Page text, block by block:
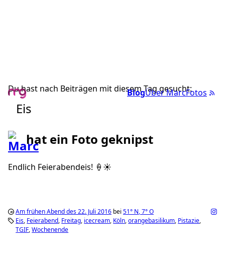
BlogÜber MarcFotos
Du hast nach Beiträgen mit diesem Tag gesucht:
Eis
hat ein Foto geknipst
Endlich Feierabendeis! 🍦☀️
Am frühen Abend des 22. Juli 2016 bei 51° N,7°O
Eis Feierabend Freitag icecream Köln orangebasilikum Pistazie
TGIF Wochenende